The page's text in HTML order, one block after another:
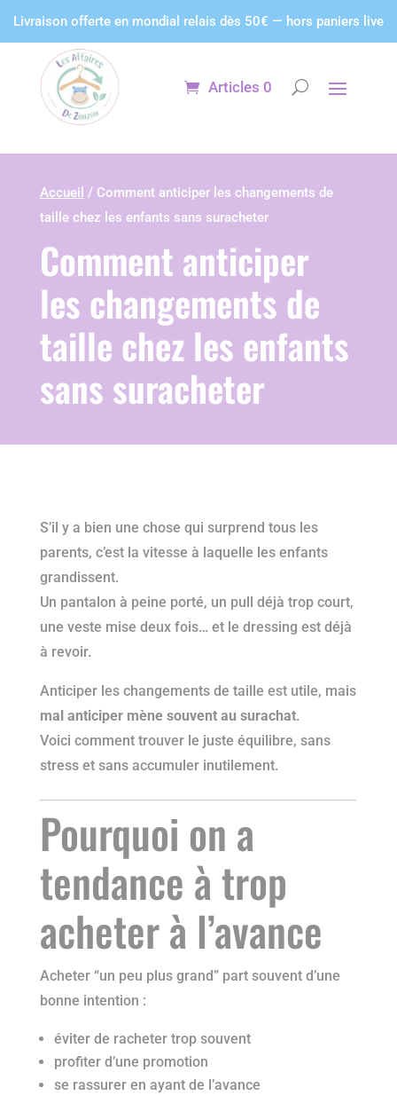
Livraison offerte en mondial relais dès 50€ — hors paniers live
Articles 0
Accueil / Comment anticiper les changements de
taille chez les enfants sans suracheter
Comment anticiper
les changements de
taille chez les enfants
sans suracheter
S’il y a bien une chose qui surprend tous les
parents, c’est la vitesse à laquelle les enfants
grandissent.
Un pantalon à peine porté, un pull déjà trop court,
une veste mise deux fois… et le dressing est déjà
à revoir.
Anticiper les changements de taille est utile, mais
mal anticiper mène souvent au surachat.
Voici comment trouver le juste équilibre, sans
stress et sans accumuler inutilement.
Pourquoi on a
tendance à trop
acheter à l’avance
Acheter “un peu plus grand” part souvent d’une
bonne intention :
éviter de racheter trop souvent
profiter d’une promotion
se rassurer en ayant de l’avance
Panneau de gestion des cookies